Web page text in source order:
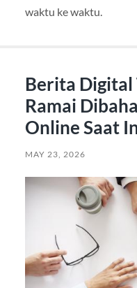
waktu ke waktu.
Berita Digital
Ramai
Online Saat
MAY 23, 2026